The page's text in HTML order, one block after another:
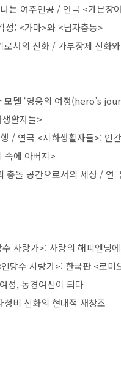
는 여주인공 / 연극 <가믄장
성: <가마>와 <남자충동>
로서의 신화 /가부장제 신화
모델 ‘영웅의 여정(hero’s
활자들>
/ 연극 <지하생활자들>: 인
속에 아버지>
충돌 공간으로서의 세상 / 연
수 사랑가>: 사랑의 해피엔딩
인당수 사랑가>: 한국판 <로미
성,농경여신이 되다
청비 신화의 현대적 재창조